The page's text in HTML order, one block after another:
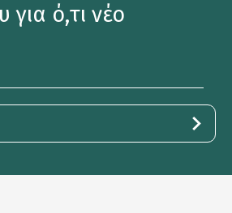
ό,τι νέο